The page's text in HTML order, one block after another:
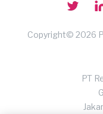
Copyright© 2026
PT